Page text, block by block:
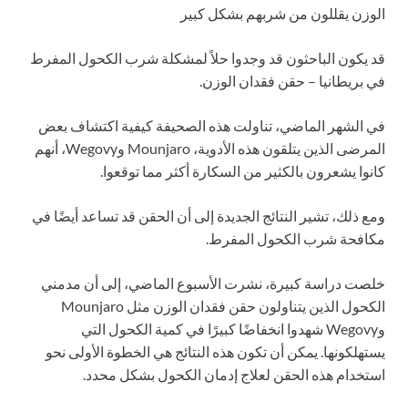
الوزن يقللون من شربهم بشكل كبير
قد يكون الباحثون قد وجدوا حلاً لمشكلة شرب الكحول المفرط
في بريطانيا – حقن فقدان الوزن.
في الشهر الماضي، تناولت هذه الصحيفة كيفية اكتشاف بعض
المرضى الذين يتلقون هذه الأدوية، Mounjaro وWegovy، أنهم
كانوا يشعرون بالكثير من السكارة أكثر مما توقعوا.
ومع ذلك، تشير النتائج الجديدة إلى أن الحقن قد تساعد أيضًا في
مكافحة شرب الكحول المفرط.
خلصت دراسة كبيرة، نشرت الأسبوع الماضي، إلى أن مدمني
الكحول الذين يتناولون حقن فقدان الوزن مثل Mounjaro
وWegovy شهدوا انخفاضًا كبيرًا في كمية الكحول التي
يستهلكونها. يمكن أن تكون هذه النتائج هي الخطوة الأولى نحو
استخدام هذه الحقن لعلاج إدمان الكحول بشكل محدد.